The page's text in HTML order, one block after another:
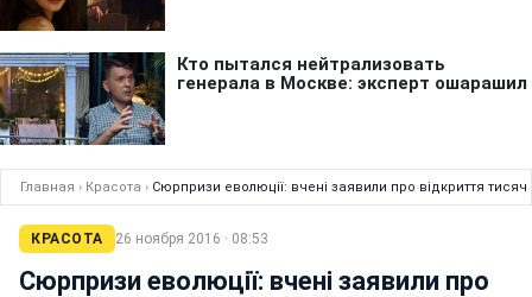
Главная › Красота › Сюрпризи еволюції: вчені заявили про відкриття тисяч
КРАСОТА 26 ноября 2016 · 08:53
Сюрпризи еволюції: вчені заявили про